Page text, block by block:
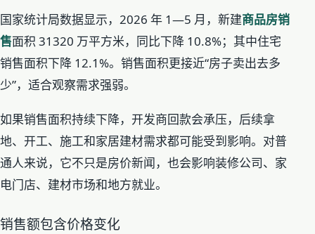
国家统计局数据显示，2026 年 1—5 月，新建商品房销
售面积 31320 万平方米，同比下降 10.8%；其中住宅
销售面积下降 12.1%。销售面积更接近“房子卖出去多
少”，适合观察需求强弱。
如果销售面积持续下降，开发商回款会承压，后续拿
地、开工、施工和家居建材需求都可能受到影响。对普
通人来说，它不只是房价新闻，也会影响装修公司、家
电门店、建材市场和地方就业。
销售额包含价格变化